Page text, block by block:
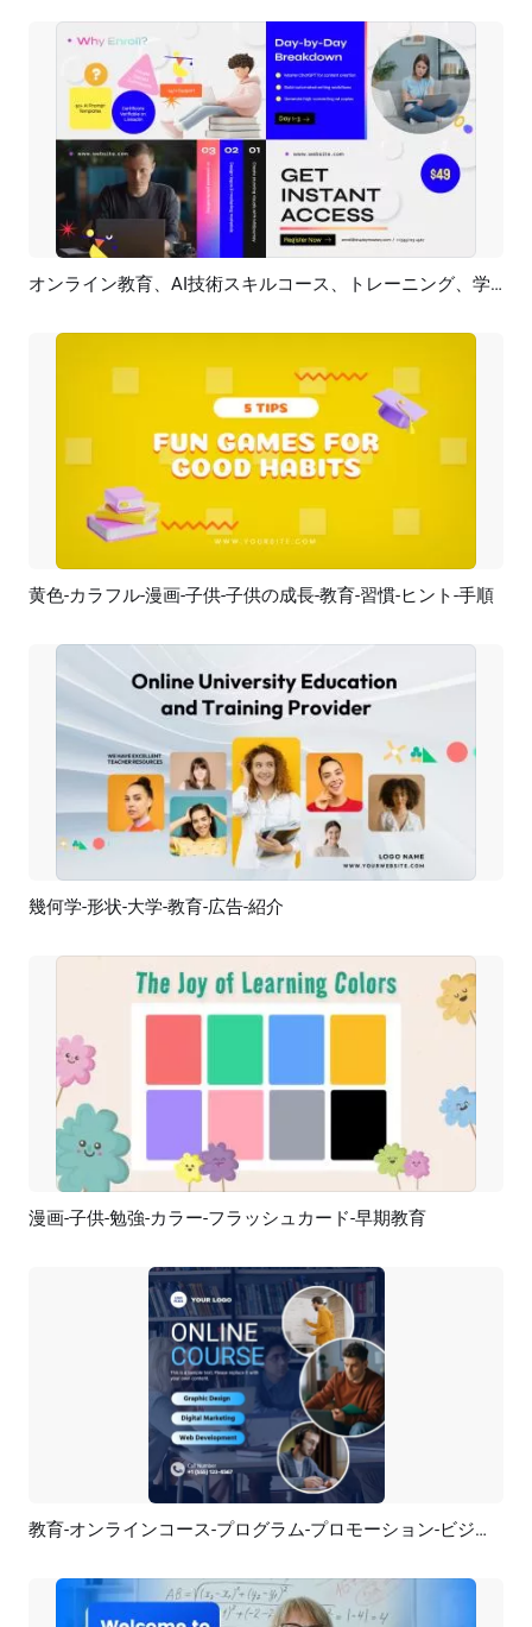
プレビュー AI再生成 オンライン教育、AI技術スキルコース、トレーニング、学習イベント、プロモーション広告
プレビュー AI再生成
黄色-カラフル-漫画-子供-子供の成長-教育-習慣-ヒント-手順
プレビュー
幾何学-形状-大学-教育-広告-紹介
プレビュー AI再生成
漫画-子供-勉強-カラー-フラッシュカード-早期教育
プレビュー AI再生成 教育-オンラインコース-プログラム-プロモーション-ビジネス